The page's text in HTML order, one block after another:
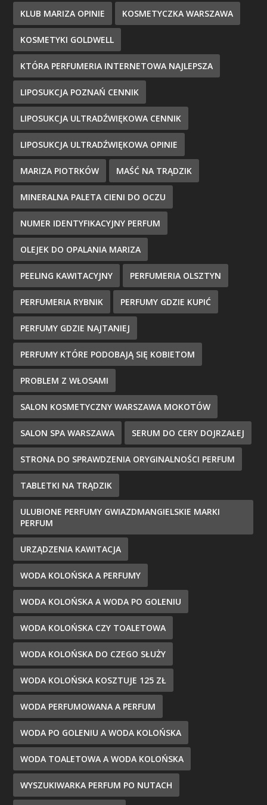
KLUB MARIZA OPINIE KOSMETYCZKA WARSZAWA
KOSMETYKI GOLDWELL
KTÓRA PERFUMERIA INTERNETOWA NAJLEPSZA
LIPOSUKCJA POZNAŃ CENNIK
LIPOSUKCJA ULTRADŹWIĘKOWA CENNIK
LIPOSUKCJA ULTRADŹWIĘKOWA OPINIE
MARIZA PIOTRKÓW MAŚĆ NA TRĄDZIK
MINERALNA PALETA CIENI DO OCZU
NUMER IDENTYFIKACYJNY PERFUM
OLEJEK DO OPALANIA MARIZA
PEELING KAWITACYJNY PERFUMERIA OLSZTYN
PERFUMERIA RYBNIK PERFUMY GDZIE KUPIĆ
PERFUMY GDZIE NAJTANIEJ
PERFUMY KTÓRE PODOBAJĄ SIĘ KOBIETOM
PROBLEM Z WŁOSAMI
SALON KOSMETYCZNY WARSZAWA MOKOTÓW
SALON SPA WARSZAWA SERUM DO CERY DOJRZAŁEJ
STRONA DO SPRAWDZENIA ORYGINALNOŚCI PERFUM
TABLETKI NA TRĄDZIK
ULUBIONE PERFUMY GWIAZDMANGIELSKIE MARKI
PERFUM
URZĄDZENIA KAWITACJA
WODA KOLOŃSKA A PERFUMY
WODA KOLOŃSKA A WODA PO GOLENIU
WODA KOLOŃSKA CZY TOALETOWA
WODA KOLOŃSKA DO CZEGO SŁUŻY
WODA KOLOŃSKA KOSZTUJE 125 ZŁ
WODA PERFUMOWANA A PERFUM
WODA PO GOLENIU A WODA KOLOŃSKA
WODA TOALETOWA A WODA KOLOŃSKA
WYSZUKIWARKA PERFUM PO NUTACH